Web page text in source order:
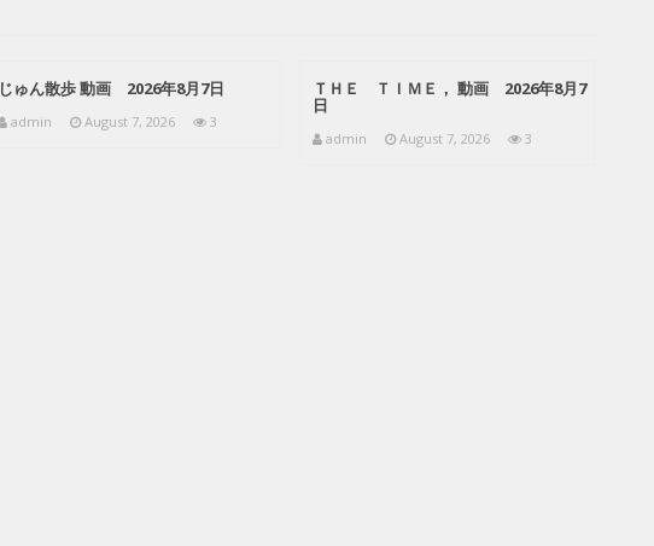
じゅん散歩 動画 2026年8月7日
admin August 7, 2026 3
ＴＨＥ ＴＩＭＥ， 動画 2026年8月7
日
admin August 7, 2026 3